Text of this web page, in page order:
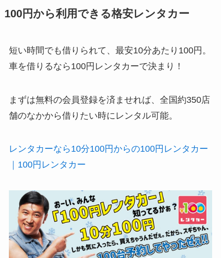
100円から利用できる格安レンタカー
短い時間でも借りられて、最安10分あたり100円。
車を借りるなら100円レンタカーで決まり！
まずは無料の会員登録を済ませれば、全国約350店
舗のなかから借りたい時にレンタル可能。
レンタカーなら10分100円からの100円レンタカー
｜100円レンタカー